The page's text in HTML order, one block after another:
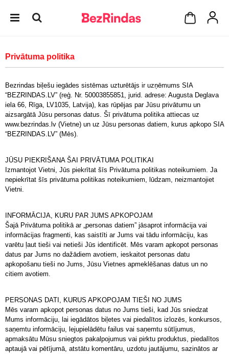
Privātuma politika
Bezrindas biļešu iegādes sistēmas uzturētājs ir uzņēmums SIA
“BEZRINDAS.LV” (reģ. Nr. 50003855851, jurid. adrese: Augusta Deglava
iela 66, Rīga, LV1035, Latvija), kas rūpējas par Jūsu privātumu un
aizsargātā Jūsu personas datus. Šī privātuma politika attiecas uz
www.bezrindas.lv (Vietne) un uz Jūsu personas datiem, kurus apkopo SIA
“BEZRINDAS.LV” (Mēs).
JŪSU PIEKRIŠANA ŠAI PRIVĀTUMA POLITIKAI
Izmantojot Vietni, Jūs piekrītat šīs Privātuma politikas noteikumiem. Ja
nepiekrītat šīs privātuma politikas noteikumiem, lūdzam, neizmantojiet
Vietni.
INFORMĀCIJA, KURU PAR JUMS APKOPOJAM
Šajā Privātuma politikā ar „personas datiem” jāsaprot informācija vai
informācijas fragmenti, kas saistīti ar Jums vai tādu informāciju, kas
varētu ļaut tieši vai netieši Jūs identificēt. Mēs varam apkopot personas
datus par Jums no dažādiem avotiem, ieskaitot personas datu
apkopošanu tieši no Jums, Jūsu Vietnes apmeklēšanas datus un no
citiem avotiem.
PERSONAS DATI, KURUS APKOPOJAM TIEŠI NO JUMS
Mēs varam apkopot personas datus no Jums tieši, kad Jūs sniedzat
Mums informāciju, lai iegādātos biļetes vai piedalītos izlozēs, konkursos,
saņemtu informāciju, lejupielādētu failus vai saņemtu sūtījumus,
apmaksātu Mūsu sniegtos pakalpojumus vai pirktu produktus, piedalītos
aptaujā vai pētījumā, atstātu komentāru, uzdotu jautājumu, sazinātos ar